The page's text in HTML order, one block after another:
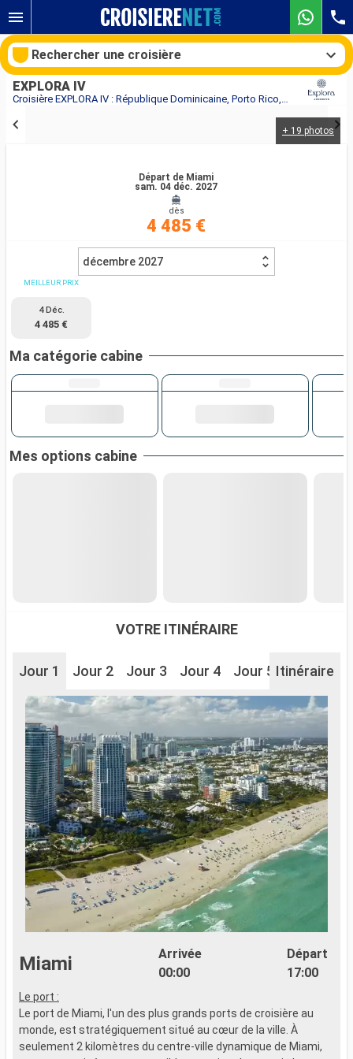
Croisière EXPLORA IV : République Dominicaine, Porto Rico, Antigua-et-Barbuda, France, États-Unis au départ de Miami
EXPLORA IV
+ 19 photos
Départ de Miami
sam. 04 déc. 2027
dès
4 485 €
décembre 2027
MEILLEUR PRIX
4 Déc.
4 485 €
Ma catégorie cabine
Mes options cabine
VOTRE ITINÉRAIRE
Jour 1 Jour 2 Jour 3 Jour 4 Jour 5 Jour 6
Itinéraire
Miami
Arrivée
00:00
Départ
17:00
Le port :
Le port de Miami, l'un des plus grands ports de croisière au
monde, est stratégiquement situé au cœur de la ville. À
seulement 2 kilomètres du centre-ville dynamique de Miami,
Rechercher une croisière
Rechercher